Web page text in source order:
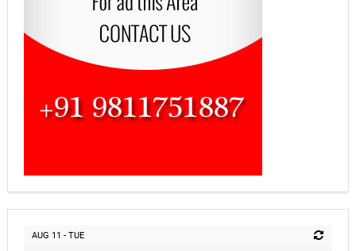
AUG 11 - TUE